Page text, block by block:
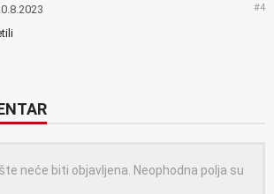
#4
neće biti objavljena. Neophodna polja su